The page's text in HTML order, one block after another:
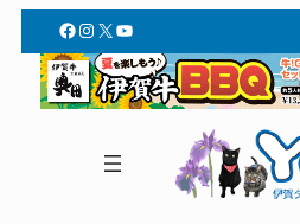
Facebook
Instagram
X YouTube